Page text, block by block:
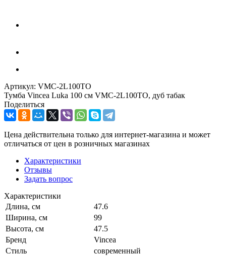
Артикул: VMC-2L100TO
Тумба Vincea Luka 100 см VMC-2L100TO, дуб табак
Поделиться
Цена действительна только для интернет-магазина и может
отличаться от цен в розничных магазинах
Характеристики
Отзывы
Задать вопрос
Характеристики
Длина, см
47.6
Ширина, см
99
Высота, см
47.5
Бренд
Vincea
Стиль
современный